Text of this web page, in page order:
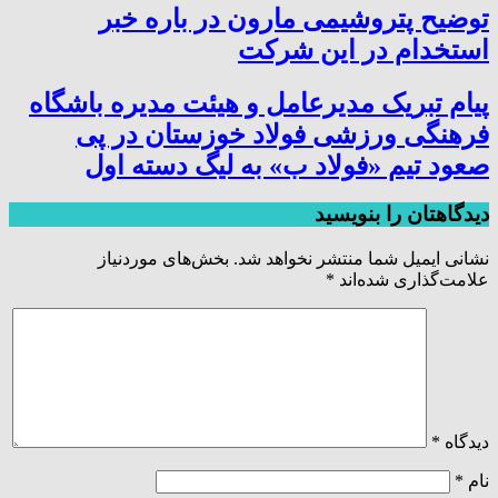
توضیح پتروشیمی مارون در باره خبر
استخدام در این شرکت
پیام تبریک مدیرعامل و هیئت مدیره باشگاه
فرهنگی ورزشی فولاد خوزستان در پی
صعود تیم «فولاد ب» به لیگ دسته اول
دیدگاهتان را بنویسید
نشانی ایمیل شما منتشر نخواهد شد. بخش‌های موردنیاز
علامت‌گذاری شده‌اند *
دیدگاه *
نام *